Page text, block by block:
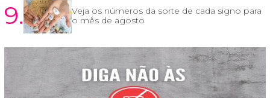
9.
Veja os números da sorte de cada signo para
o mês de agosto